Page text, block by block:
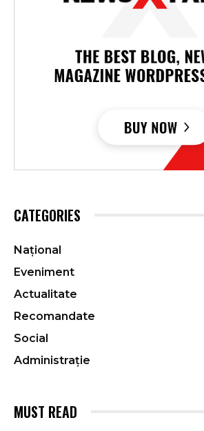
CATEGORIES
Național
Eveniment
Actualitate
Recomandate
Social
Administrație
MUST READ